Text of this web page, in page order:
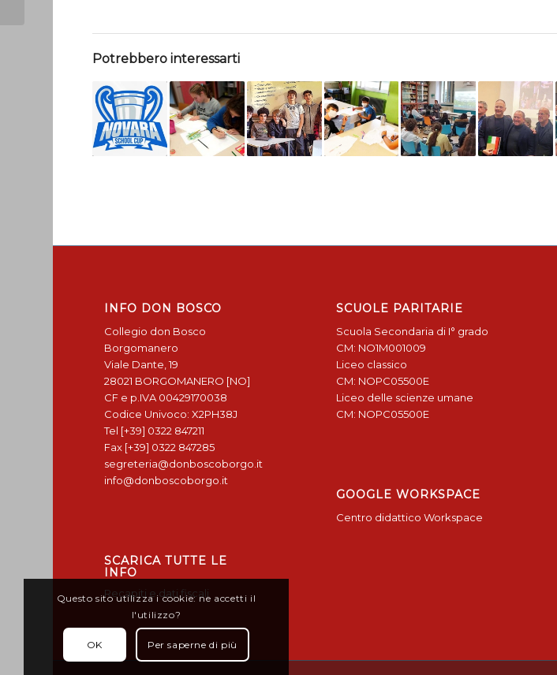
Potrebbero interessarti
INFO DON BOSCO
Collegio don Bosco
Borgomanero
Viale Dante, 19
28021 BORGOMANERO [NO]
CF e p.IVA 00429170038
Codice Univoco: X2PH38J
Tel [+39] 0322 847211
Fax [+39] 0322 847285
segreteria@donboscoborgo.it
info@donboscoborgo.it
SCARICA TUTTE LE
INFO
Recapiti e dati fiscali
SCUOLE PARITARIE
Scuola Secondaria di I° grado
CM: NO1M001009
Liceo classico
CM: NOPC05500E
Liceo delle scienze umane
CM: NOPC05500E
GOOGLE WORKSPACE
Centro didattico Workspace
Questo sito utilizza i cookie: ne accetti il
l'utilizzo?
OK Per saperne di più